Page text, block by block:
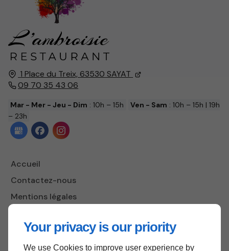
Your privacy is our priority
We use Cookies to improve user experience by
1 Place du Treix, 63530 SAYAT
09 70 35 43 06
Mar - Mer - Jeu - Dim : 10h – 15h Ven - Sam : 10h – 15h | 19h
– 23h
Accueil
Contactez-nous
Mentions légales